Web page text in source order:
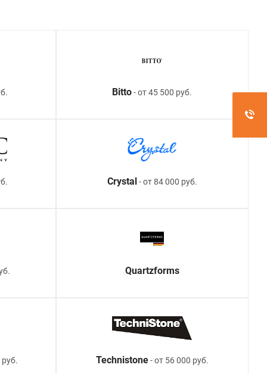
Bitto- от 45 500 руб.
Crystal - от 84 000 руб.
Quartzforms
Technistone- от 56 000 руб.